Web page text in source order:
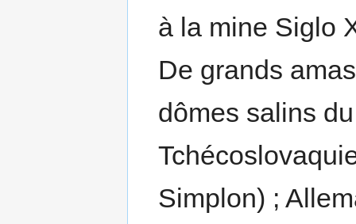
à la mine Siglo
De grands
dômes salins
Simplon) ;